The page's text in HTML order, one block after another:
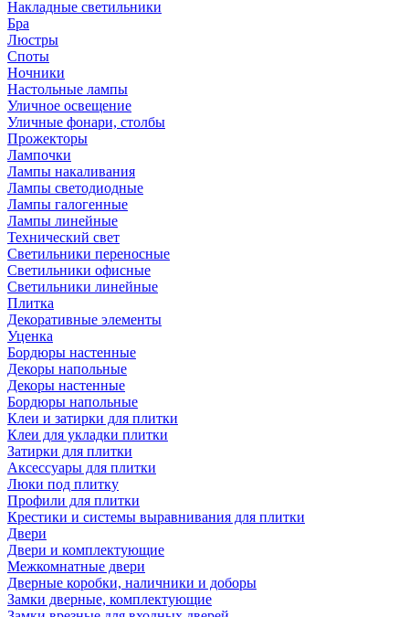
Накладные светильники
Бра
Люстры
Споты
Ночники
Настольные лампы
Уличное освещение
Уличные фонари, столбы
Прожекторы
Лампочки
Лампы накаливания
Лампы светодиодные
Лампы галогенные
Лампы линейные
Технический свет
Светильники переносные
Светильники офисные
Светильники линейные
Плитка
Декоративные элементы
Уценка
Бордюры настенные
Декоры напольные
Декоры настенные
Бордюры напольные
Клеи и затирки для плитки
Клеи для укладки плитки
Затирки для плитки
Аксессуары для плитки
Люки под плитку
Профили для плитки
Крестики и системы выравнивания для плитки
Двери
Двери и комплектующие
Межкомнатные двери
Дверные коробки, наличники и доборы
Замки дверные, комплектующие